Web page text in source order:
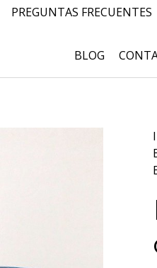
PREGUNTAS FRECUENTES
BLOG